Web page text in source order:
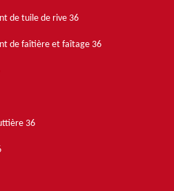
de tuile de rive 36
de faîtière et faîtage 36
36